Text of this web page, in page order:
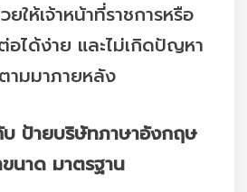
ให้เจ้าหน้าที่ราชการหรือ
ได้ง่าย และไม่เกิดปัญหา
ามมาภายหลัง
บ ป้ายบริษัทภาษาอังกฤษ
นาด มาตรฐาน